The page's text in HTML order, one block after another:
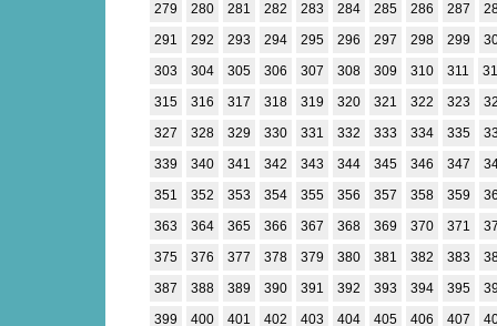
279
280 281 282 283 284 285 286 287
291
292 293 294 295 296 297 298 299
303
304 305 306 307 308 309 310 311
315
316 317 318 319 320 321 322 323
327
328 329 330 331 332 333 334 335
339
340 341 342 343 344 345 346 347
351
352 353 354 355 356 357 358 359
363
364 365 366 367 368 369 370 371
375
376 377 378 379 380 381 382 383
387
388 389 390 391 392 393 394 395
399
400 401 402 403 404 405 406 407